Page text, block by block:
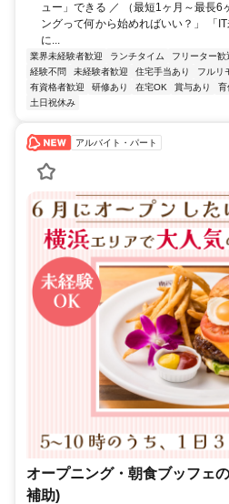
ュー」できる ／ （最短1ヶ月～最長6
ングって何から始めればいい？」 「
に...
業界未経験者歓迎 ランチタイム フリーター歓
経験不問
未経験者歓迎 住宅手当あり フルリ
有資格者歓迎
研修あり 在宅OK 賞与あり 育
土日祝休み
アルバイト・パート
オープニング・朝食ブッフェ
補助)